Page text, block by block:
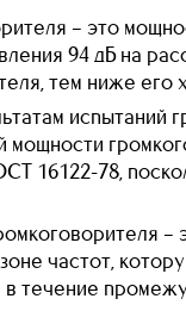
– это
94 дБ на
тем ниже его
испытаний
16122-78,
частот,
течение